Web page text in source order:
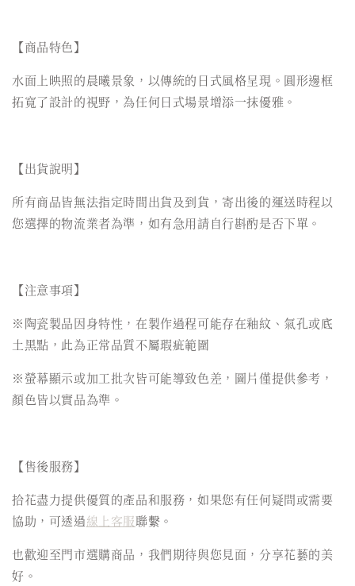
【商品特色】
水面上映照的晨曦景象，以傳統的日式風格呈現。圓形邊框
拓寬了設計的視野，為任何日式場景增添一抹優雅。
【出貨說明】
所有商品皆無法指定時間出貨及到貨，寄出後的運送時程以
您選擇的物流業者為準，如有急用請自行斟酌是否下單。
【注意事項】
※陶瓷製品因身特性，在製作過程可能存在釉紋、氣孔或底
土黑點，此為正常品質不屬瑕疵範圍
※螢幕顯示或加工批次皆可能導致色差，圖片僅提供參考，
顏色皆以實品為準。
【售後服務】
拾花盡力提供優質的產品和服務，如果您有任何疑問或需要
協助，可透過線上客服聯繫。
也歡迎至門市選購商品，我們期待與您見面，分享花藝的美
好。